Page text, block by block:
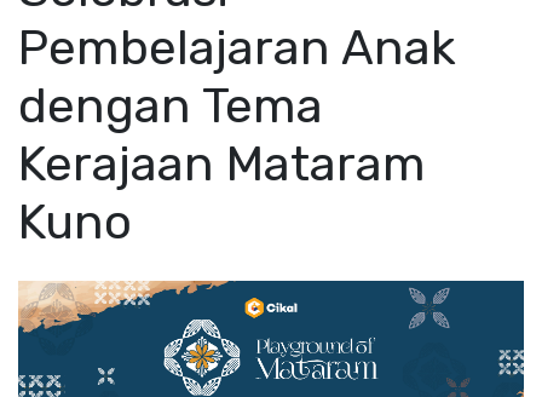
Pembelajaran Anak
dengan Tema
Kerajaan Mataram
Kuno